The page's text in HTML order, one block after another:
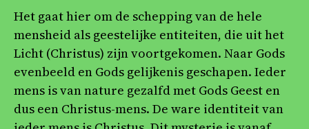
Het gaat hier om de schepping van de hele
mensheid als geestelijke entiteiten, die uit het
Licht (Christus) zijn voortgekomen. Naar Gods
evenbeeld en Gods gelijkenis geschapen. Ieder
mens is van nature gezalfd met Gods Geest en
dus een Christus-mens. De ware identiteit van